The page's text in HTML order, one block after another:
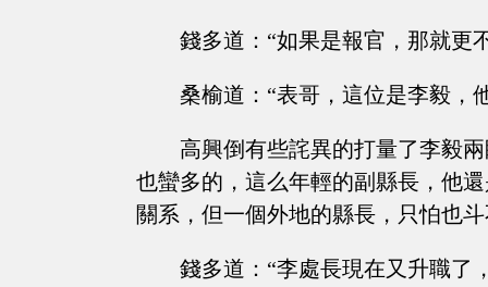
錢多道：“如果是報官，那就更
桑榆道：“表哥，這位是李毅，
高興倒有些詫異的打量了李毅
也蠻多的，這么年輕的副縣長，他
關系，但一個外地的縣長，只怕也
錢多道：“李處長現在又升職了